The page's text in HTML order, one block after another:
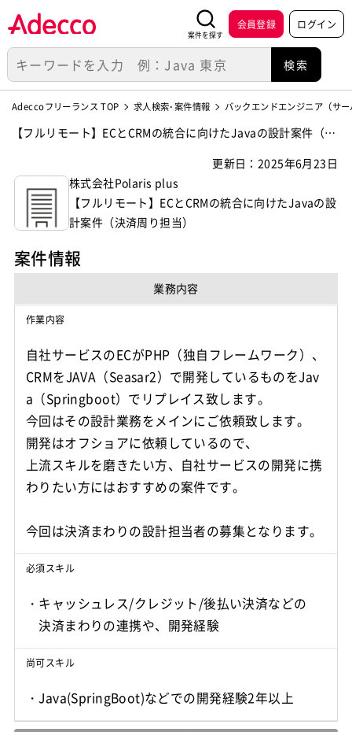
案件を探す
会員登録 ログイン
Adeccoフリーランス TOP 求人検索･案件情報 バックエンドエンジニア（サ
【フルリモート】ECとCRMの統合に向けたJavaの設計案件（決
更新日：2025年6月23日
株式会社Polaris plus
【フルリモート】ECとCRMの統合に向けたJavaの設
計案件（決済周り担当）
案件情報
業務内容
作業内容
自社サービスのECがPHP（独自フレームワーク）、
CRMをJAVA（Seasar2）で開発しているものをJav
a（Springboot）でリプレイス致します。
今回はその設計業務をメインにご依頼致します。
開発はオフショアに依頼しているので、
上流スキルを磨きたい方、自社サービスの開発に携
わりたい方にはおすすめの案件です。
必須スキル
・キャッシュレス/クレジット/後払い決済などの
決済まわりの連携や、開発経験
尚可スキル
・Java(SpringBoot)などでの開発経験2年以上